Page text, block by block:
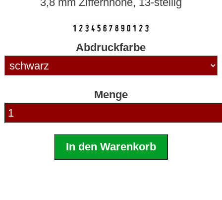
Abdruckfarbe
Menge
In den Warenkorb